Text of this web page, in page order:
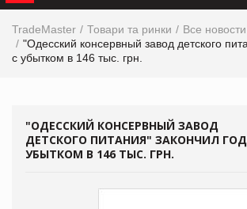
TradeMaster Товари та ринки
Все новости
"Одесский консервный завод детского
с убытком в 146 тыс. грн.
"ОДЕССКИЙ КОНСЕРВНЫЙ ЗАВОД
ДЕТСКОГО ПИТАНИЯ" ЗАКОНЧИЛ
УБЫТКОМ В 146 ТЫС. ГРН.